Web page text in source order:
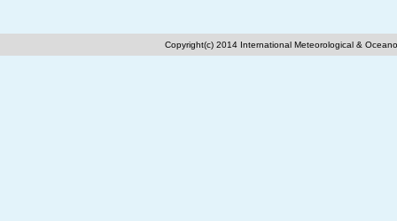
Copyright(c) 2014 International Meteorological &